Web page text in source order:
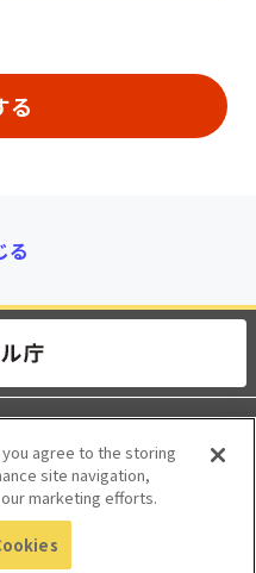
る
個人情報保護
アクセシビリティ
you agree to the storing
site navigation,
marketing efforts.